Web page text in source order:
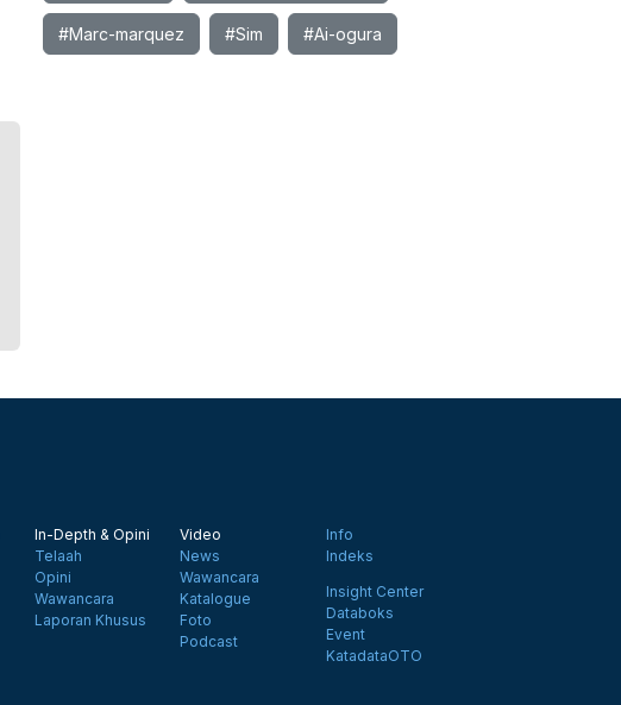
#Marc-marquez #Sim #Ai-ogura
In-Depth & Opini
Telaah
Opini
Wawancara
Laporan Khusus
Video
News
Wawancara
Katalogue
Foto
Podcast
Info
Indeks
Insight Center
Databoks
Event
KatadataOTO